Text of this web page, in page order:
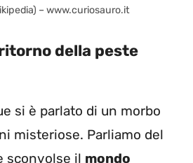
– www.curiosauro.it
della peste
si è parlato di un morbo
misteriose. Parliamo del
sconvolse il mondo